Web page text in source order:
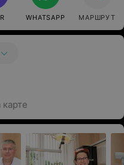
WHATSAPP МАРШРУТ
карте